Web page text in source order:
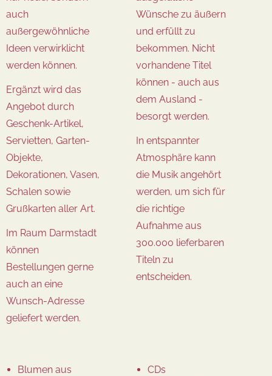
auch
außergewöhnliche
Ideen verwirklicht
werden können.
Ergänzt wird das
Angebot durch
Geschenk-Artikel,
Servietten, Garten-
Objekte,
Dekorationen, Vasen,
Schalen sowie
Grußkarten aller Art.
Im Raum Darmstadt
können
Bestellungen gerne
auch an eine
Wunsch-Adresse
geliefert werden.
Wünsche zu äußern
und erfüllt zu
bekommen. Nicht
vorhandene Titel
können - auch aus
dem Ausland -
besorgt werden.
In entspannter
Atmosphäre kann
die Musik angehört
werden, um sich für
die richtige
Aufnahme aus
300.000 lieferbaren
Titeln zu
entscheiden.
Blumen aus
CDs